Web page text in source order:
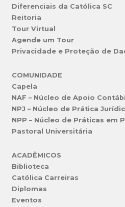
Diferenciais da Católica SC
Reitoria
Tour Virtual
Agende um Tour
Privacidade e Proteção de
COMUNIDADE
Capela
NAF – Núcleo de Apoio
NPJ – Núcleo de Prática
NPP – Núcleo de Práticas em
Pastoral Universitária
ACADÊMICOS
Biblioteca
Católica Carreiras
Diplomas
Eventos